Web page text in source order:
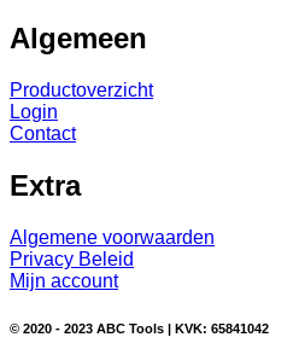
Algemeen
Productoverzicht
Login
Contact
Extra
Algemene voorwaarden
Privacy Beleid
Mijn account
© 2020 - 2023 ABC Tools | KVK: 65841042